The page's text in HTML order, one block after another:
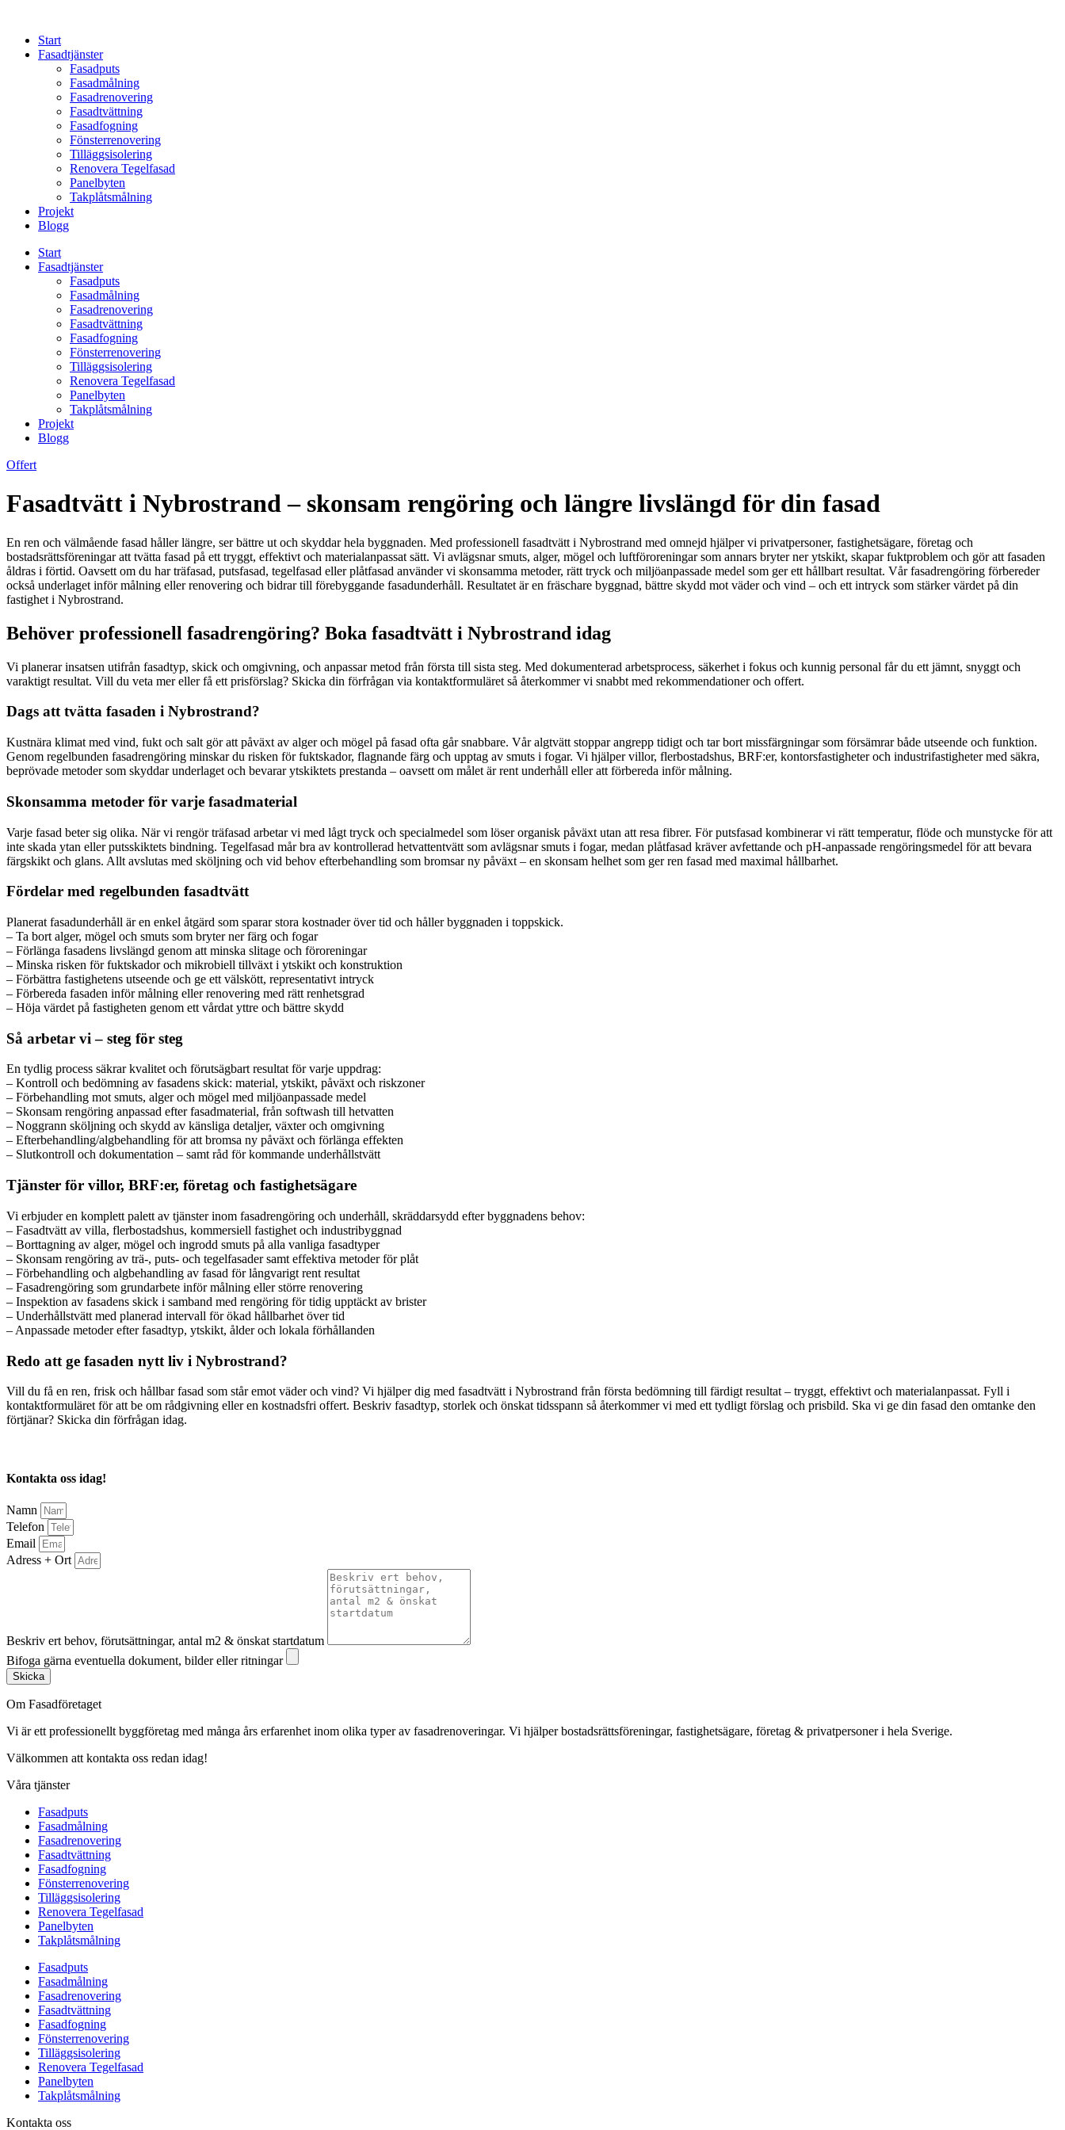
contentStart
Fasadtjänster
Fasadputs
Fasadmålning
Fasadrenovering
Fasadtvättning
Fasadfogning
Fönsterrenovering
Tilläggsisolering
Renovera Tegelfasad
Panelbyten
Takplåtsmålning
Projekt
Blogg
Start
Fasadtjänster
Fasadputs
Fasadmålning
Fasadrenovering
Fasadtvättning
Fasadfogning
Fönsterrenovering
Tilläggsisolering
Renovera Tegelfasad
Panelbyten
Takplåtsmålning
Projekt
Blogg
Offert
Fasadtvätt i Nybrostrand – skonsam rengöring och längre livslängd för din fasad
En ren och välmående fasad håller längre, ser bättre ut och skyddar hela byggnaden. Med professionell fasadtvätt i Nybrostrand med omnejd hjälper vi privatpersoner, fastighetsägare, företag och
bostadsrättsföreningar att tvätta fasad på ett tryggt, effektivt och materialanpassat sätt. Vi avlägsnar smuts, alger, mögel och luftföroreningar som annars bryter ner ytskikt, skapar fuktproblem och gör att fasaden
åldras i förtid. Oavsett om du har träfasad, putsfasad, tegelfasad eller plåtfasad använder vi skonsamma metoder, rätt tryck och miljöanpassade medel som ger ett hållbart resultat. Vår fasadrengöring förbereder
också underlaget inför målning eller renovering och bidrar till förebyggande fasadunderhåll. Resultatet är en fräschare byggnad, bättre skydd mot väder och vind – och ett intryck som stärker värdet på din
fastighet i Nybrostrand.
Behöver professionell fasadrengöring? Boka fasadtvätt i Nybrostrand idag
Vi planerar insatsen utifrån fasadtyp, skick och omgivning, och anpassar metod från första till sista steg. Med dokumenterad arbetsprocess, säkerhet i fokus och kunnig personal får du ett jämnt, snyggt och
varaktigt resultat. Vill du veta mer eller få ett prisförslag? Skicka din förfrågan via kontaktformuläret så återkommer vi snabbt med rekommendationer och offert.
Dags att tvätta fasaden i Nybrostrand?
Kustnära klimat med vind, fukt och salt gör att påväxt av alger och mögel på fasad ofta går snabbare. Vår algtvätt stoppar angrepp tidigt och tar bort missfärgningar som försämrar både utseende och funktion.
Genom regelbunden fasadrengöring minskar du risken för fuktskador, flagnande färg och upptag av smuts i fogar. Vi hjälper villor, flerbostadshus, BRF:er, kontorsfastigheter och industrifastigheter med säkra,
beprövade metoder som skyddar underlaget och bevarar ytskiktets prestanda – oavsett om målet är rent underhåll eller att förbereda inför målning.
Skonsamma metoder för varje fasadmaterial
Varje fasad beter sig olika. När vi rengör träfasad arbetar vi med lågt tryck och specialmedel som löser organisk påväxt utan att resa fibrer. För putsfasad kombinerar vi rätt temperatur, flöde och munstycke för att
inte skada ytan eller putsskiktets bindning. Tegelfasad mår bra av kontrollerad hetvattentvätt som avlägsnar smuts i fogar, medan plåtfasad kräver avfettande och pH-anpassade rengöringsmedel för att bevara
färgskikt och glans. Allt avslutas med sköljning och vid behov efterbehandling som bromsar ny påväxt – en skonsam helhet som ger ren fasad med maximal hållbarhet.
Fördelar med regelbunden fasadtvätt
Planerat fasadunderhåll är en enkel åtgärd som sparar stora kostnader över tid och håller byggnaden i toppskick.
– Ta bort alger, mögel och smuts som bryter ner färg och fogar
– Förlänga fasadens livslängd genom att minska slitage och föroreningar
– Minska risken för fuktskador och mikrobiell tillväxt i ytskikt och konstruktion
– Förbättra fastighetens utseende och ge ett välskött, representativt intryck
– Förbereda fasaden inför målning eller renovering med rätt renhetsgrad
– Höja värdet på fastigheten genom ett vårdat yttre och bättre skydd
Så arbetar vi – steg för steg
En tydlig process säkrar kvalitet och förutsägbart resultat för varje uppdrag:
– Kontroll och bedömning av fasadens skick: material, ytskikt, påväxt och riskzoner
– Förbehandling mot smuts, alger och mögel med miljöanpassade medel
– Skonsam rengöring anpassad efter fasadmaterial, från softwash till hetvatten
– Noggrann sköljning och skydd av känsliga detaljer, växter och omgivning
– Efterbehandling/algbehandling för att bromsa ny påväxt och förlänga effekten
– Slutkontroll och dokumentation – samt råd för kommande underhållstvätt
Tjänster för villor, BRF:er, företag och fastighetsägare
Vi erbjuder en komplett palett av tjänster inom fasadrengöring och underhåll, skräddarsydd efter byggnadens behov:
– Fasadtvätt av villa, flerbostadshus, kommersiell fastighet och industribyggnad
– Borttagning av alger, mögel och ingrodd smuts på alla vanliga fasadtyper
– Skonsam rengöring av trä-, puts- och tegelfasader samt effektiva metoder för plåt
– Förbehandling och algbehandling av fasad för långvarigt rent resultat
– Fasadrengöring som grundarbete inför målning eller större renovering
– Inspektion av fasadens skick i samband med rengöring för tidig upptäckt av brister
– Underhållstvätt med planerad intervall för ökad hållbarhet över tid
– Anpassade metoder efter fasadtyp, ytskikt, ålder och lokala förhållanden
Redo att ge fasaden nytt liv i Nybrostrand?
Vill du få en ren, frisk och hållbar fasad som står emot väder och vind? Vi hjälper dig med fasadtvätt i Nybrostrand från första bedömning till färdigt resultat – tryggt, effektivt och materialanpassat. Fyll i
kontaktformuläret för att be om rådgivning eller en kostnadsfri offert. Beskriv fasadtyp, storlek och önskat tidsspann så återkommer vi med ett tydligt förslag och prisbild. Ska vi ge din fasad den omtanke den
förtjänar? Skicka din förfrågan idag.
Kontakta oss idag!
Namn
Telefon
Email
Adress + Ort
Beskriv ert behov, förutsättningar, antal m2 & önskat startdatum
Bifoga gärna eventuella dokument, bilder eller ritningar
Skicka
Om Fasadföretaget
Vi är ett professionellt byggföretag med många års erfarenhet inom olika typer av fasadrenoveringar. Vi hjälper bostadsrättsföreningar, fastighetsägare, företag & privatpersoner i hela Sverige.
Välkommen att kontakta oss redan idag!
Våra tjänster
Fasadputs
Fasadmålning
Fasadrenovering
Fasadtvättning
Fasadfogning
Fönsterrenovering
Tilläggsisolering
Renovera Tegelfasad
Panelbyten
Takplåtsmålning
Fasadputs
Fasadmålning
Fasadrenovering
Fasadtvättning
Fasadfogning
Fönsterrenovering
Tilläggsisolering
Renovera Tegelfasad
Panelbyten
Takplåtsmålning
Kontakta oss